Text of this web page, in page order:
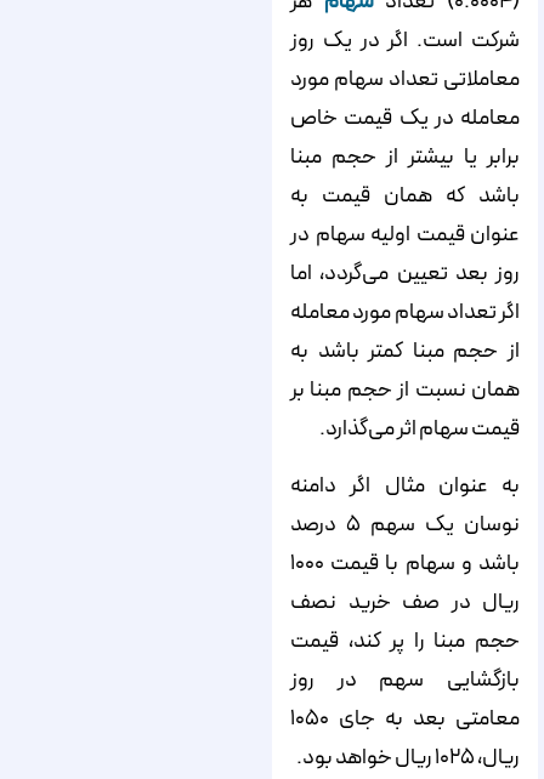
شرکت است. اگر در یک روز
معاملاتی تعداد سهام مورد
معامله در یک قیمت خاص
برابر یا بیشتر از حجم مبنا
باشد که همان قیمت به
عنوان قیمت اولیه سهام در
روز بعد تعیین می‌گردد، اما
اگر تعداد سهام مورد معامله
از حجم مبنا کمتر باشد به
همان نسبت از حجم مبنا بر
قیمت سهام اثر می‌گذارد.
به عنوان مثال اگر دامنه
نوسان یک سهم ۵ درصد
باشد و سهام با قیمت ۱۰۰۰
ریال در صف خرید نصف
حجم مبنا را پر کند، قیمت
بازگشایی سهم در روز
معامتی بعد به جای ۱۰۵۰
ریال، ۱۰۲۵ ریال خواهد بود.